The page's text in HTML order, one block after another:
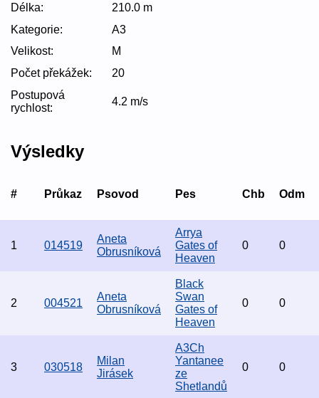
Délka:
210.0 m
Kategorie:
A3
Velikost:
M
Počet překážek:
20
Postupová
rychlost:
4.2 m/s
Výsledky
# Průkaz Psovod Pes Chb Odm
1 014519
Aneta
Obrusníková
Arrya
Gates of
Heaven
0 0
2 004521
Aneta
Obrusníková
Black
Swan
Gates of
Heaven
0 0
3 030518
Milan
Jirásek
A3Ch
Yantanee
ze
Shetlandů
0 0